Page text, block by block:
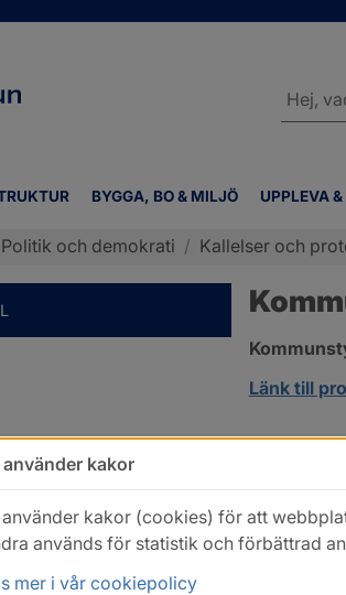
BYGGA, BO & MILJÖ UPPLEVA &
Politik och demokrati / Kallelser och
Länk till
kakor
kakor (cookies) för att
används för statistik och förbättrad
mer i vår cookiepolicy